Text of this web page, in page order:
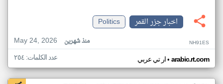
اخبار جزر القمر
Politics
May 24, 2026
منذ شهرين NH91ES
ار تي عربي• arabic.rt.com عدد الكلمات: ٢٥٤